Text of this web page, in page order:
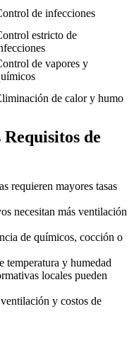
de infecciones
estricto de
de vapores y
de calor y humo
de
requieren mayores tasas
necesitan más ventilación
de químicos, cocción o
temperatura y humedad
locales pueden
y costos de